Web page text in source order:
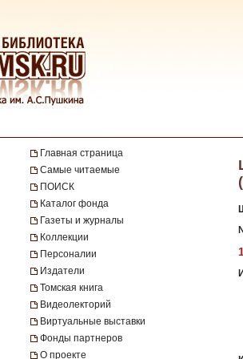
Главная страница
Самые читаемые
ПОИСК
Каталог фонда
Газеты и журналы
Коллекции
Персоналии
Издатели
Томская книга
Видеолекторий
Виртуальные выставки
Фонды партнеров
О проекте